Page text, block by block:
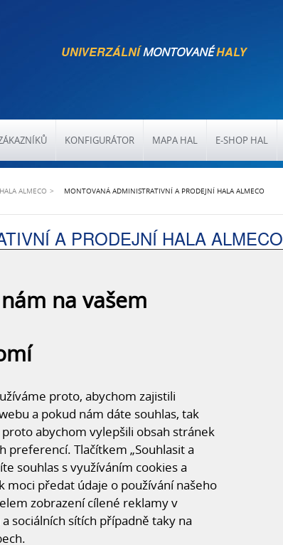
UNIVERZÁLNÍMONTOVANÉHALY
KONFIGURÁTOR MAPA HAL E-SHOP HAL
ALMECO MONTOVANÁ ADMINISTRATIVNÍ A PRODEJNÍ HALA ALMECO
A PRODEJNÍ HALA ALMECO
prodejní hala společnosti Almeco - dodavatele
výrobu zmrzliny.
prodejní
CHCI SE ZEPTAT
na vašem
proto, abychom zajistili
a pokud nám dáte souhlas, tak
abychom vylepšili obsah stránek
preferencí. Tlačítkem „Souhlasit a
souhlas s využíváním cookies a
moci předat údaje o používání našeho
zobrazení cílené reklamy v
sociálních sítích případně taky na